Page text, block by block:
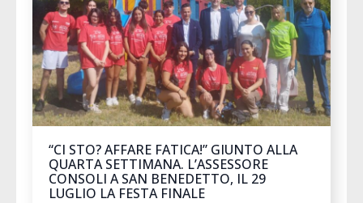
“CI STO? AFFARE FATICA!” GIUNTO ALLA
QUARTA SETTIMANA. L’ASSESSORE
CONSOLI A SAN BENEDETTO, IL 29
LUGLIO LA FESTA FINALE